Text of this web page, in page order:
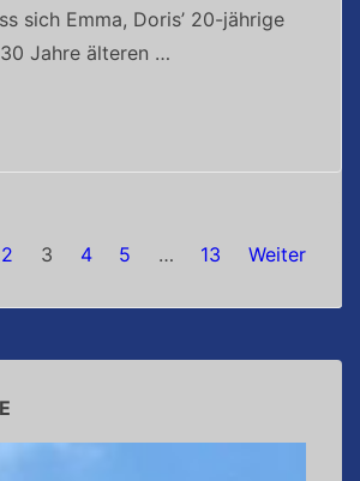
sich Emma, Doris’ 20-jährige
Jahre älteren …
2 3 4 5 … 13 Weiter